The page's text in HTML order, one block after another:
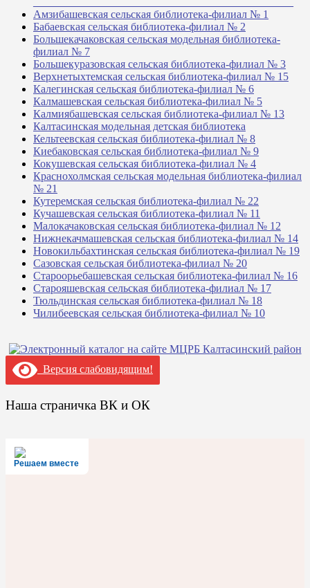
Амзибашевская сельская библиотека-филиал № 1
Бабаевская сельская библиотека-филиал № 2
Большекачаковская сельская модельная библиотека-
филиал № 7
Большекуразовская сельская библиотека-филиал № 3
Верхнетыхтемская сельская библиотека-филиал № 15
Калегинская сельская библиотека-филиал № 6
Калмашевская сельская библиотека-филиал № 5
Калмиябашевская сельская библиотека-филиал № 13
Калтасинская модельная детская библиотека
Кельтеевская сельская библиотека-филиал № 8
Киебаковская сельская библиотека-филиал № 9
Кокушевская сельская библиотека-филиал № 4
Краснохолмская сельская модельная библиотека-филиал
№ 21
Кутеремская сельская библиотека-филиал № 22
Кучашевская сельская библиотека-филиал № 11
Малокачаковская сельская библиотека-филиал № 12
Нижнекачмашевская сельская библиотека-филиал № 14
Новокильбахтинская сельская библиотека-филиал № 19
Сазовская сельская библиотека-филиал № 20
Староорьебашевская сельская библиотека-филиал № 16
Старояшевская сельская библиотека-филиал № 17
Тюльдинская сельская библиотека-филиал № 18
Чилибеевская сельская библиотека-филиал № 10
Версия слабовидящим!
Наша страничка ВК и ОК
Решаем вместе